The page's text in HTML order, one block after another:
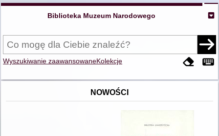
Biblioteka Muzeum Narodowego
Wyszukiwanie zaawansowaneKolekcje
NOWOŚCI